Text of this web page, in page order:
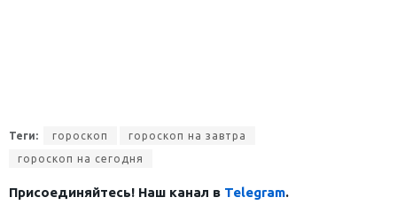
Теги: гороскоп
гороскоп на завтра
гороскоп на сегодня
Присоединяйтесь! Наш канал в Telegram.